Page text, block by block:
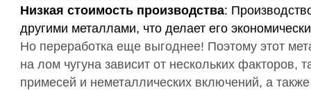
Низкая стоимость производства:
другими металлами, что делает его
Но переработка еще выгоднее! Поэтому этот
на лом чугуна зависит от нескольких факторов,
примесей и неметаллических включений, а